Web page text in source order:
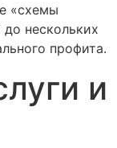
«схемы
нескольких
профита.
и